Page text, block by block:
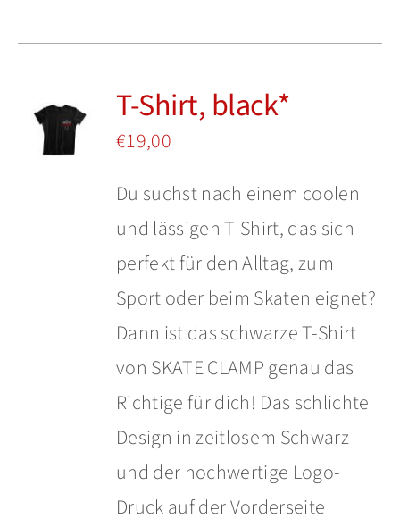
weist
Varianten
Optionen
können
auf
der
Produktseite
gewählt
werden
T-Shirt, black*
€19,00
Du suchst nach einem coolen
und lässigen T-Shirt, das sich
perfekt für den Alltag, zum
Sport oder beim Skaten eignet?
Dann ist das schwarze T-Shirt
von SKATE CLAMP genau das
Richtige für dich! Das schlichte
Design in zeitlosem Schwarz
und der hochwertige Logo-
Druck auf der Vorderseite